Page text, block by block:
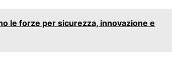
le forze per sicurezza, innovazione e